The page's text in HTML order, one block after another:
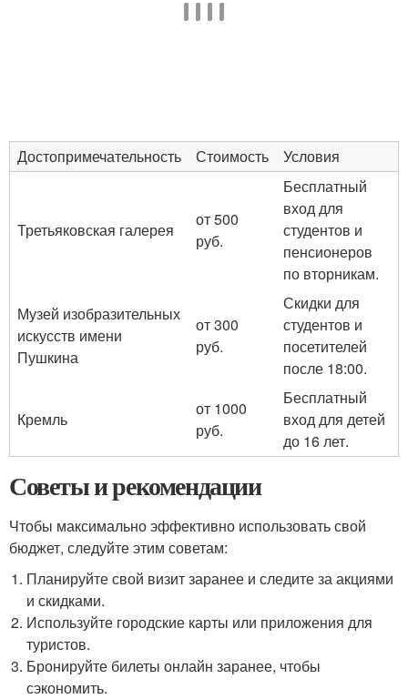
Достопримечательность Стоимость Условия
Третьяковская галерея
от 500
руб.
Бесплатный
вход для
студентов и
пенсионеров
по вторникам.
Музей изобразительных
искусств имени
Пушкина
от 300
руб.
Скидки для
студентов и
посетителей
после 18:00.
Кремль
от 1000
руб.
Бесплатный
вход для детей
до 16 лет.
Советы и рекомендации
Чтобы максимально эффективно использовать свой
бюджет, следуйте этим советам:
Планируйте свой визит заранее и следите за акциями
и скидками.
Используйте городские карты или приложения для
туристов.
Бронируйте билеты онлайн заранее, чтобы
сэкономить.